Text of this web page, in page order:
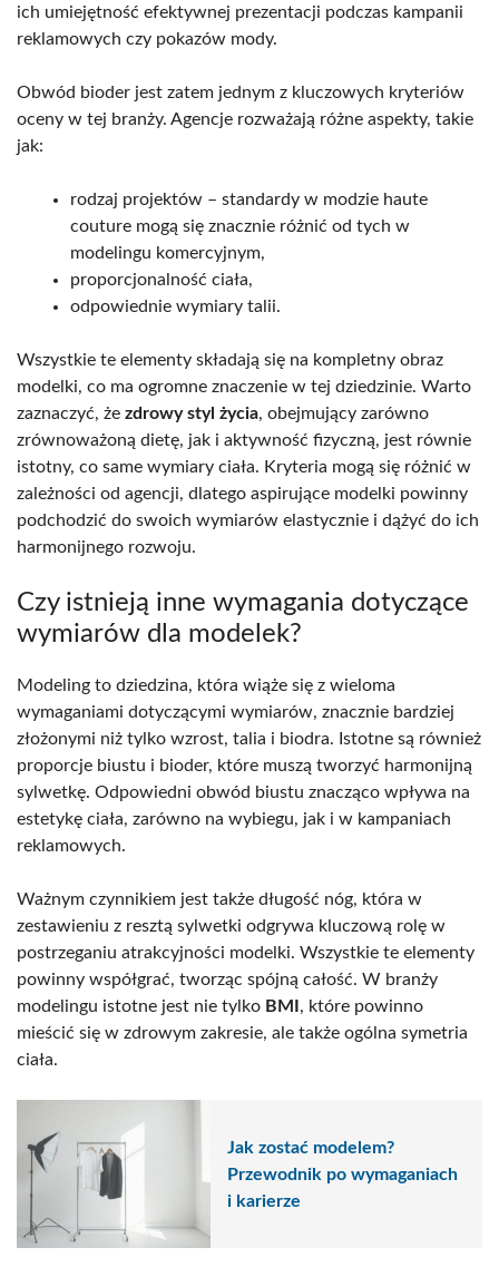
ich umiejętność efektywnej prezentacji podczas kampanii
reklamowych czy pokazów mody.
Obwód bioder jest zatem jednym z kluczowych kryteriów
oceny w tej branży. Agencje rozważają różne aspekty, takie
jak:
rodzaj projektów – standardy w modzie haute
couture mogą się znacznie różnić od tych w
modelingu komercyjnym,
proporcjonalność ciała,
odpowiednie wymiary talii.
Wszystkie te elementy składają się na kompletny obraz
modelki, co ma ogromne znaczenie w tej dziedzinie. Warto
zaznaczyć, że zdrowy styl życia, obejmujący zarówno
zrównoważoną dietę, jak i aktywność fizyczną, jest równie
istotny, co same wymiary ciała. Kryteria mogą się różnić w
zależności od agencji, dlatego aspirujące modelki powinny
podchodzić do swoich wymiarów elastycznie i dążyć do ich
harmonijnego rozwoju.
Czy istnieją inne wymagania dotyczące
wymiarów dla modelek?
Modeling to dziedzina, która wiąże się z wieloma
wymaganiami dotyczącymi wymiarów, znacznie bardziej
złożonymi niż tylko wzrost, talia i biodra. Istotne są również
proporcje biustu i bioder, które muszą tworzyć harmonijną
sylwetkę. Odpowiedni obwód biustu znacząco wpływa na
estetykę ciała, zarówno na wybiegu, jak i w kampaniach
reklamowych.
Ważnym czynnikiem jest także długość nóg, która w
zestawieniu z resztą sylwetki odgrywa kluczową rolę w
postrzeganiu atrakcyjności modelki. Wszystkie te elementy
powinny współgrać, tworząc spójną całość. W branży
modelingu istotne jest nie tylko BMI , które powinno
mieścić się w zdrowym zakresie, ale także ogólna symetria
ciała.
Jak zostać modelem?
Przewodnik po wymaganiach
i karierze